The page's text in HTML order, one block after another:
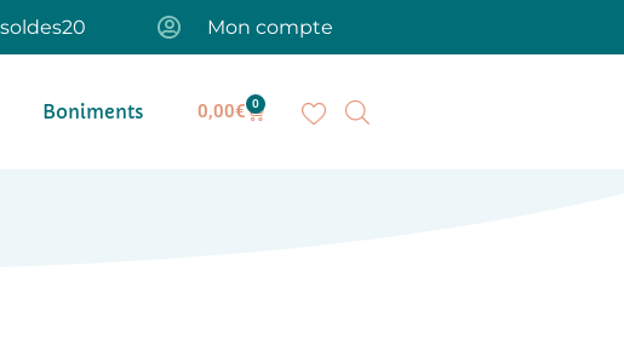
Mon compte
Boniments 0,00€ 0